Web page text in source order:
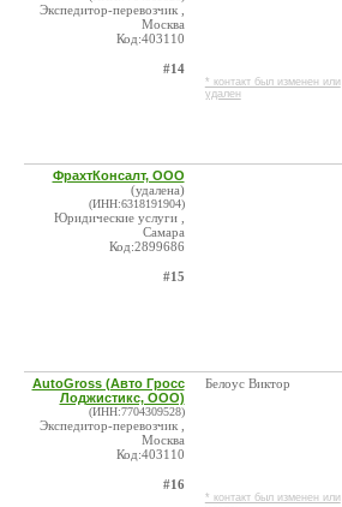
Экспедитор-перевозчик ,
Москва
Код:403110
#14
* контакт был изменен или
удален
ФрахтКонсалт, ООО
(удалена)
(ИНН:6318191904)
Юридические услуги ,
Самара
Код:2899686
#15
AutoGross (Авто Гросс
Лоджистикс, ООО)
(ИНН:7704309528)
Экспедитор-перевозчик ,
Москва
Код:403110
#16
Белоус Виктор
* контакт был изменен или